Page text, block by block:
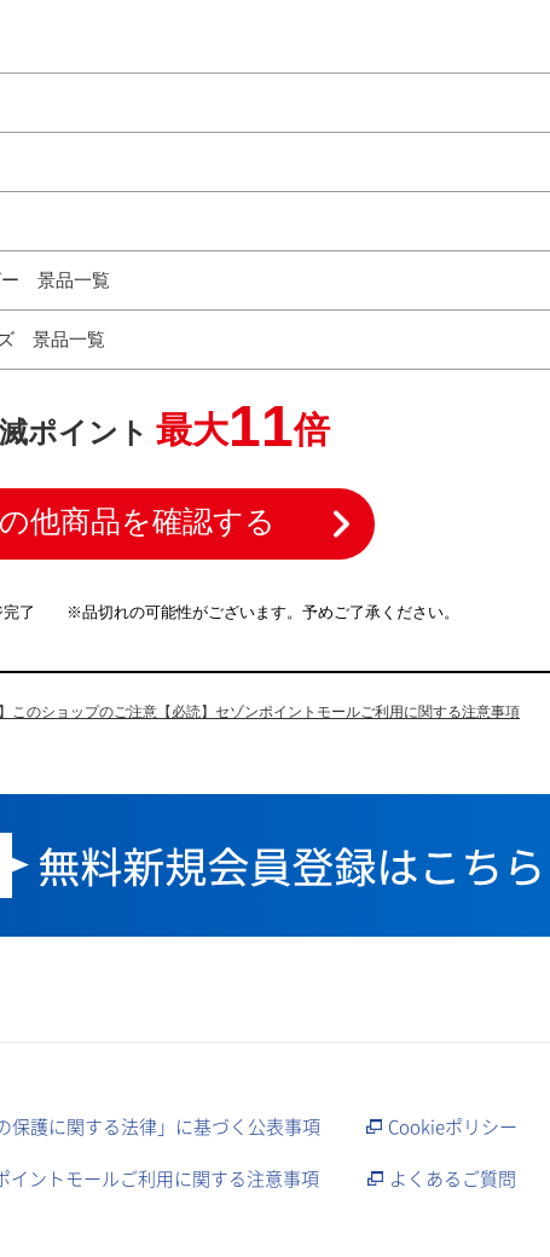
ー 景品一覧
景品一覧
ポイント 最大11倍
他商品を確認する
完了 ※品切れの可能性がございます。予めご了承ください。
】このショップのご注意 【必読】セゾンポイントモールご利用に関する注意事項
保護に関する法律」に基づく公表事項 Cookieポリシー
イントモールご利用に関する注意事項 よくあるご質問